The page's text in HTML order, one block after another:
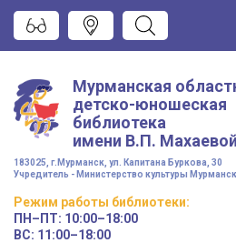
Мурманская
детско-юношеская
библиотека
имени В.П. Махаевой
183025, г.Мурманск, ул. Капитана Буркова, 30
Учредитель - Министерство культуры
Режим работы библиотеки:
ПН–ПТ: 10:00–18:00
ВС: 11:00–18:00